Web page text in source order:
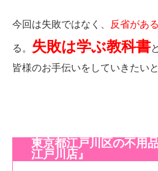
今回は失敗ではなく、 反省があ
る。 失敗は学ぶ教科書
皆様のお手伝いをしていきたい
東京都江戸川区の不用
江戸川店』